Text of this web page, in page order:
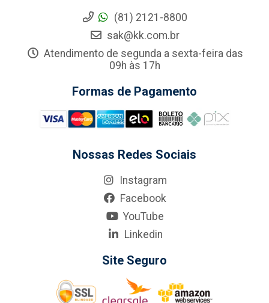
(81) 2121-8800
sak@kk.com.br
Atendimento de segunda a sexta-feira das
09h às 17h
Formas de Pagamento
Nossas Redes Sociais
Instagram
Facebook
YouTube
Linkedin
Site Seguro